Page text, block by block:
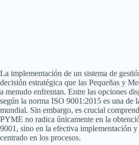
La implementación de un sistema de
decisión estratégica que las Pequeñas y
a menudo enfrentan. Entre las opciones
según la norma ISO 9001:2015 es una de
mundial. Sin embargo, es crucial
PYME no radica únicamente en la
9001, sino en la efectiva implementación
centrado en los procesos.